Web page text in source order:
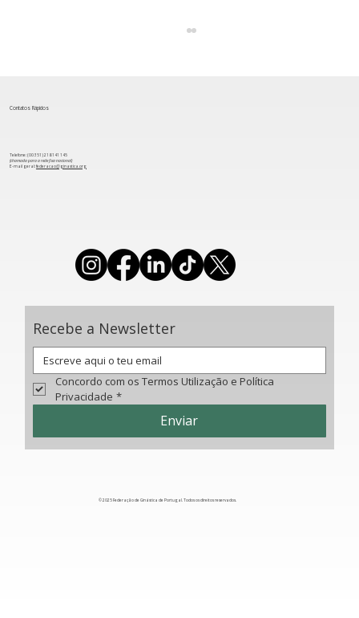
2024”
Recebe a Newsletter
Concordo com os Termos Utilização e Política
Privacidade *
Enviar
Contatos Rápidos
Telefone: (00 351) 218 141 145
(chamada para a rede fixa nacional)
​E-mail geral:federacao@ginastica.org
© 2025 Federação de Ginástica de Portugal. Todos os direitos reservados.